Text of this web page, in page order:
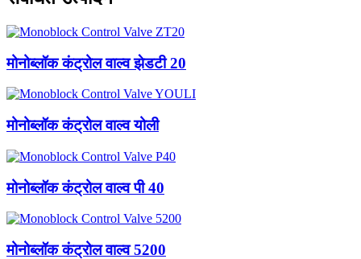
मोनोब्लॉक कंट्रोल वाल्व झेडटी 20
मोनोब्लॉक कंट्रोल वाल्व योली
मोनोब्लॉक कंट्रोल वाल्व पी 40
मोनोब्लॉक कंट्रोल वाल्व 5200